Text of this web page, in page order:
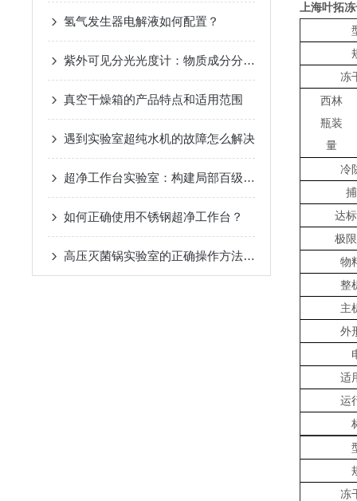
氢气发生器电解液如何配置？
紫外可见分光光度计：物质成分分析的光谱解码器
真空干燥箱的产品特点和适用范围
遇到实验室超纯水机的故障怎么解决
超净工作台实验室：构建局部百级无菌操作环境的专业实验空间
如何正确使用不锈钢超净工作台？
高压灭菌锅实验室的正确操作方法你真的掌握了吗？
上海叶拓
冻
西林
瓶装
量
冷
达
极
物
整
主
外
适
运
冻